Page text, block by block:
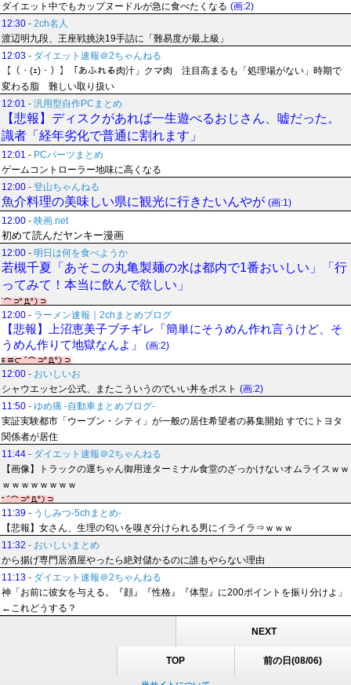
ダイエット中でもカップヌードルが急に食べたくなる (画:2)
12:30 - 2ch名人
渡辺明九段、王座戦挑決19手詰に「難易度が最上級」
12:03 - ダイエット速報＠2ちゃんねる
【（・(ｪ)・）】「あふれる肉汁」クマ肉 注目高まるも「処理場がない」時期で
変わる脂 難しい取り扱い
12:01 - 汎用型自作PCまとめ
【悲報】ディスクがあれば一生遊べるおじさん、嘘だった。
識者「経年劣化で普通に割れます」
12:01 - PCパーツまとめ
ゲームコントローラー地味に高くなる
12:00 - 登山ちゃんねる
魚介料理の美味しい県に観光に行きたいんやが (画:1)
12:00 - 映画.net
初めて読んだヤンキー漫画
12:00 - 明日は何を食べようか
若槻千夏「あそこの丸亀製麺の水は都内で1番おいしい」「行
ってみて！本当に飲んで欲しい」
12:00 - ラーメン速報｜2chまとめブログ
【悲報】上沼恵美子ブチギレ「簡単にそうめん作れ言うけど、そ
うめん作りて地獄なんよ」
(画:2)
12:00 - おいしいお
シャウエッセン公式、またこういうのでいい丼をポスト (画:2)
11:50 - ゆめ痛 -自動車まとめブログ-
実証実験都市「ウーブン・シティ」が一般の居住希望者の募集開始 すでにトヨタ
関係者が居住
11:44 - ダイエット速報＠2ちゃんねる
【画像】トラックの運ちゃん御用達ターミナル食堂のざっかけないオムライスｗｗ
ｗｗｗｗｗｗｗｗ
11:39 - うしみつ-5chまとめ-
【悲報】女さん、生理の匂いを嗅ぎ分けられる男にイライラ⇒ｗｗｗ
11:32 - おいしいまとめ
から揚げ専門居酒屋やったら絶対儲かるのに誰もやらない理由
11:13 - ダイエット速報＠2ちゃんねる
神「お前に彼女を与える。『顔』『性格』『体型』に200ポイントを振り分けよ」
←これどうする？
NEXT
TOP 前の日(08/06)